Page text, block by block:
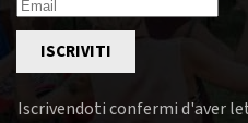
ISCRIVITI
Iscrivendoti confermi d'aver